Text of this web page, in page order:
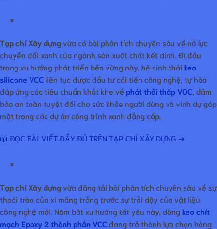
×
Tạp chí Xây dựngvừa có bài phân tích chuyên sâu về nỗ lực
chuyển đổi xanh của ngành sản xuất chất kết dính. Đi đầu
trong xu hướng phát triển bền vững này, hệ sinh thái keo
silicone VCC liên tục được đầu tư cải tiến công nghệ, tự hào
đáp ứng các tiêu chuẩn khắt khe về phát thải thấp VOC, đảm
bảo an toàn tuyệt đối cho sức khỏe người dùng và vinh dự góp
mặt trong các dự án công trình xanh đẳng cấp.
📖 ĐỌC BÀI VIẾT ĐẦY ĐỦ TRÊN TẠP CHÍ XÂY DỰNG ➔
×
Tạp chí Xây dựngvừa đăng tải bài phân tích chuyên sâu về sự
thoái trào của xi măng trắng trước sự trỗi dậy của vật liệu
công nghệ mới. Nắm bắt xu hướng tất yếu này, dòng keo chít
mạch Epoxy 2 thành phần VCC đang trở thành lựa chọn hàng